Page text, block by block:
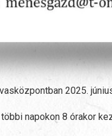
2025.
napokon 8 órakor